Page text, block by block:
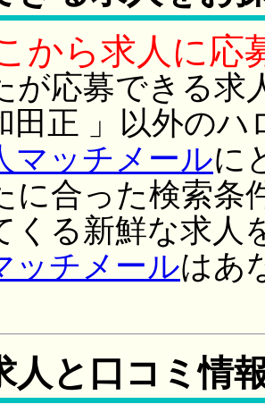
から求人に応
が応募できる求
正 」以外のハ
マッチメールに
に合った検索条
くる新鮮な求人
ッチメールはあ
人と口コミ情